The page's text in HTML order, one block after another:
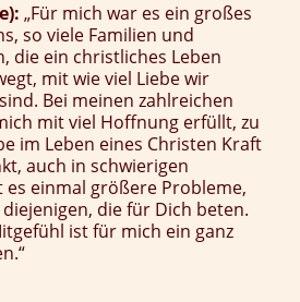
„Für mich war es ein großes
so viele Familien und
die ein christliches Leben
mit wie viel Liebe wir
Bei meinen zahlreichen
mit viel Hoffnung erfüllt, zu
im Leben eines Christen Kraft
auch in schwierigen
einmal größere Probleme,
die für Dich beten.
ist für mich ein ganz